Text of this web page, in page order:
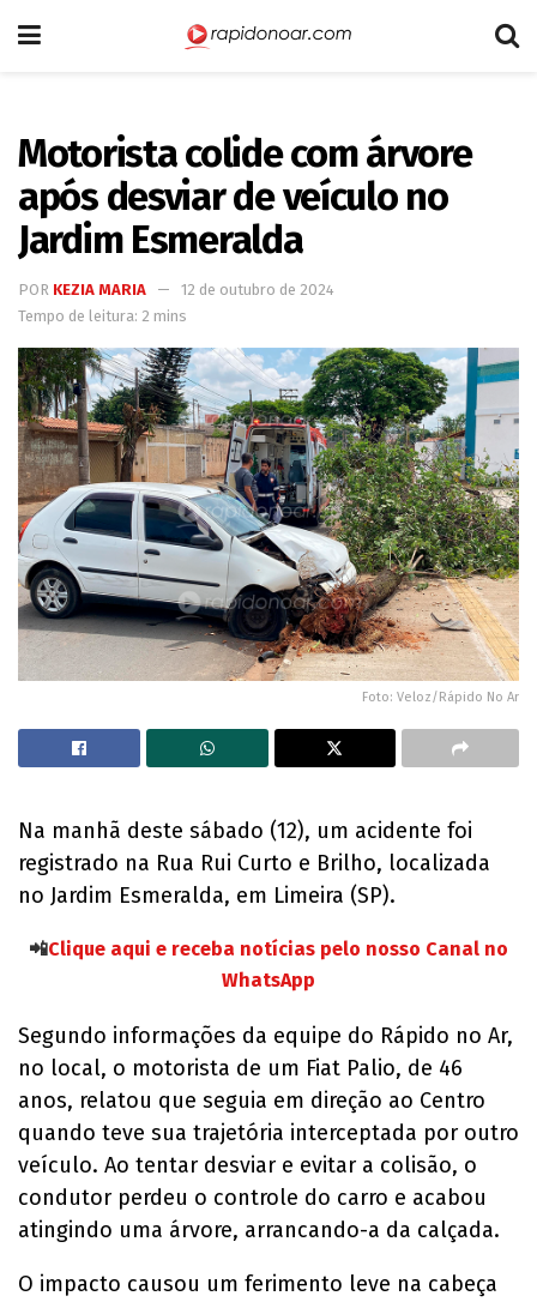
Motorista colide com árvore
após desviar de veículo no
Jardim Esmeralda
POR KEZIA MARIA
12 de outubro de 2024
Tempo de leitura: 2 mins
Foto: Veloz/Rápido No Ar
Na manhã deste sábado (12), um acidente foi
registrado na Rua Rui Curto e Brilho, localizada
no Jardim Esmeralda, em Limeira (SP).
📲Clique aqui e receba notícias pelo nosso Canal no
WhatsApp
Segundo informações da equipe do Rápido no Ar,
no local, o motorista de um Fiat Palio, de 46
anos, relatou que seguia em direção ao Centro
quando teve sua trajetória interceptada por outro
veículo. Ao tentar desviar e evitar a colisão, o
condutor perdeu o controle do carro e acabou
atingindo uma árvore, arrancando-a da calçada.
O impacto causou um ferimento leve na cabeça